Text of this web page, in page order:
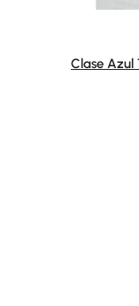
Average rating of
Clase Azul